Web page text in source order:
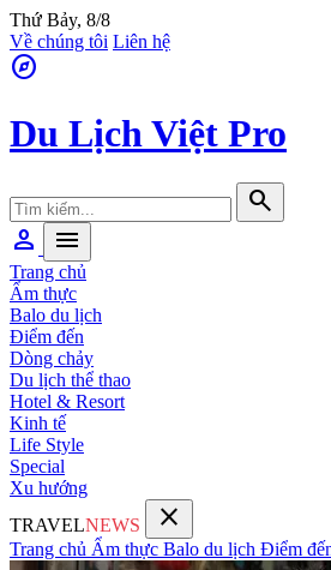
Thứ Bảy, 8/8
Về chúng tôi Liên hệ
explore
Du Lịch Việt Pro
search
person
menu
Trang chủ
Ẩm thực
Balo du lịch
Điểm đến
Dòng chảy
Du lịch thể thao
Hotel & Resort
Kinh tế
Life Style
Special
Xu hướng
TRAVELNEWS close
Trang chủ Ẩm thực Balo du lịch Điểm